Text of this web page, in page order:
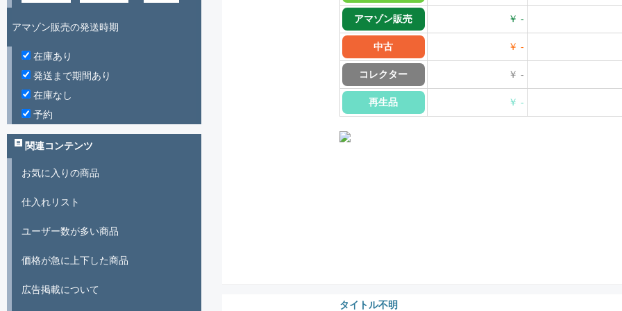
アマゾン販売 ￥ -
中古 ￥ -
コレクター ￥ -
再生品 ￥ -
タイトル不明
アマゾン販売の発送時期
在庫あり
発送まで期間あり
在庫なし
予約
関連コンテンツ
お気に入りの商品
仕入れリスト
ユーザー数が多い商品
価格が急に上下した商品
広告掲載について